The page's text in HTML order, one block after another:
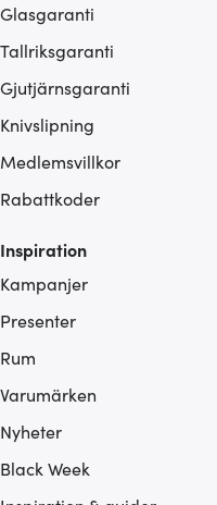
Glasgaranti
Tallriksgaranti
Gjutjärnsgaranti
Knivslipning
Medlemsvillkor
Rabattkoder
Inspiration
Kampanjer
Presenter
Rum
Varumärken
Nyheter
Black Week